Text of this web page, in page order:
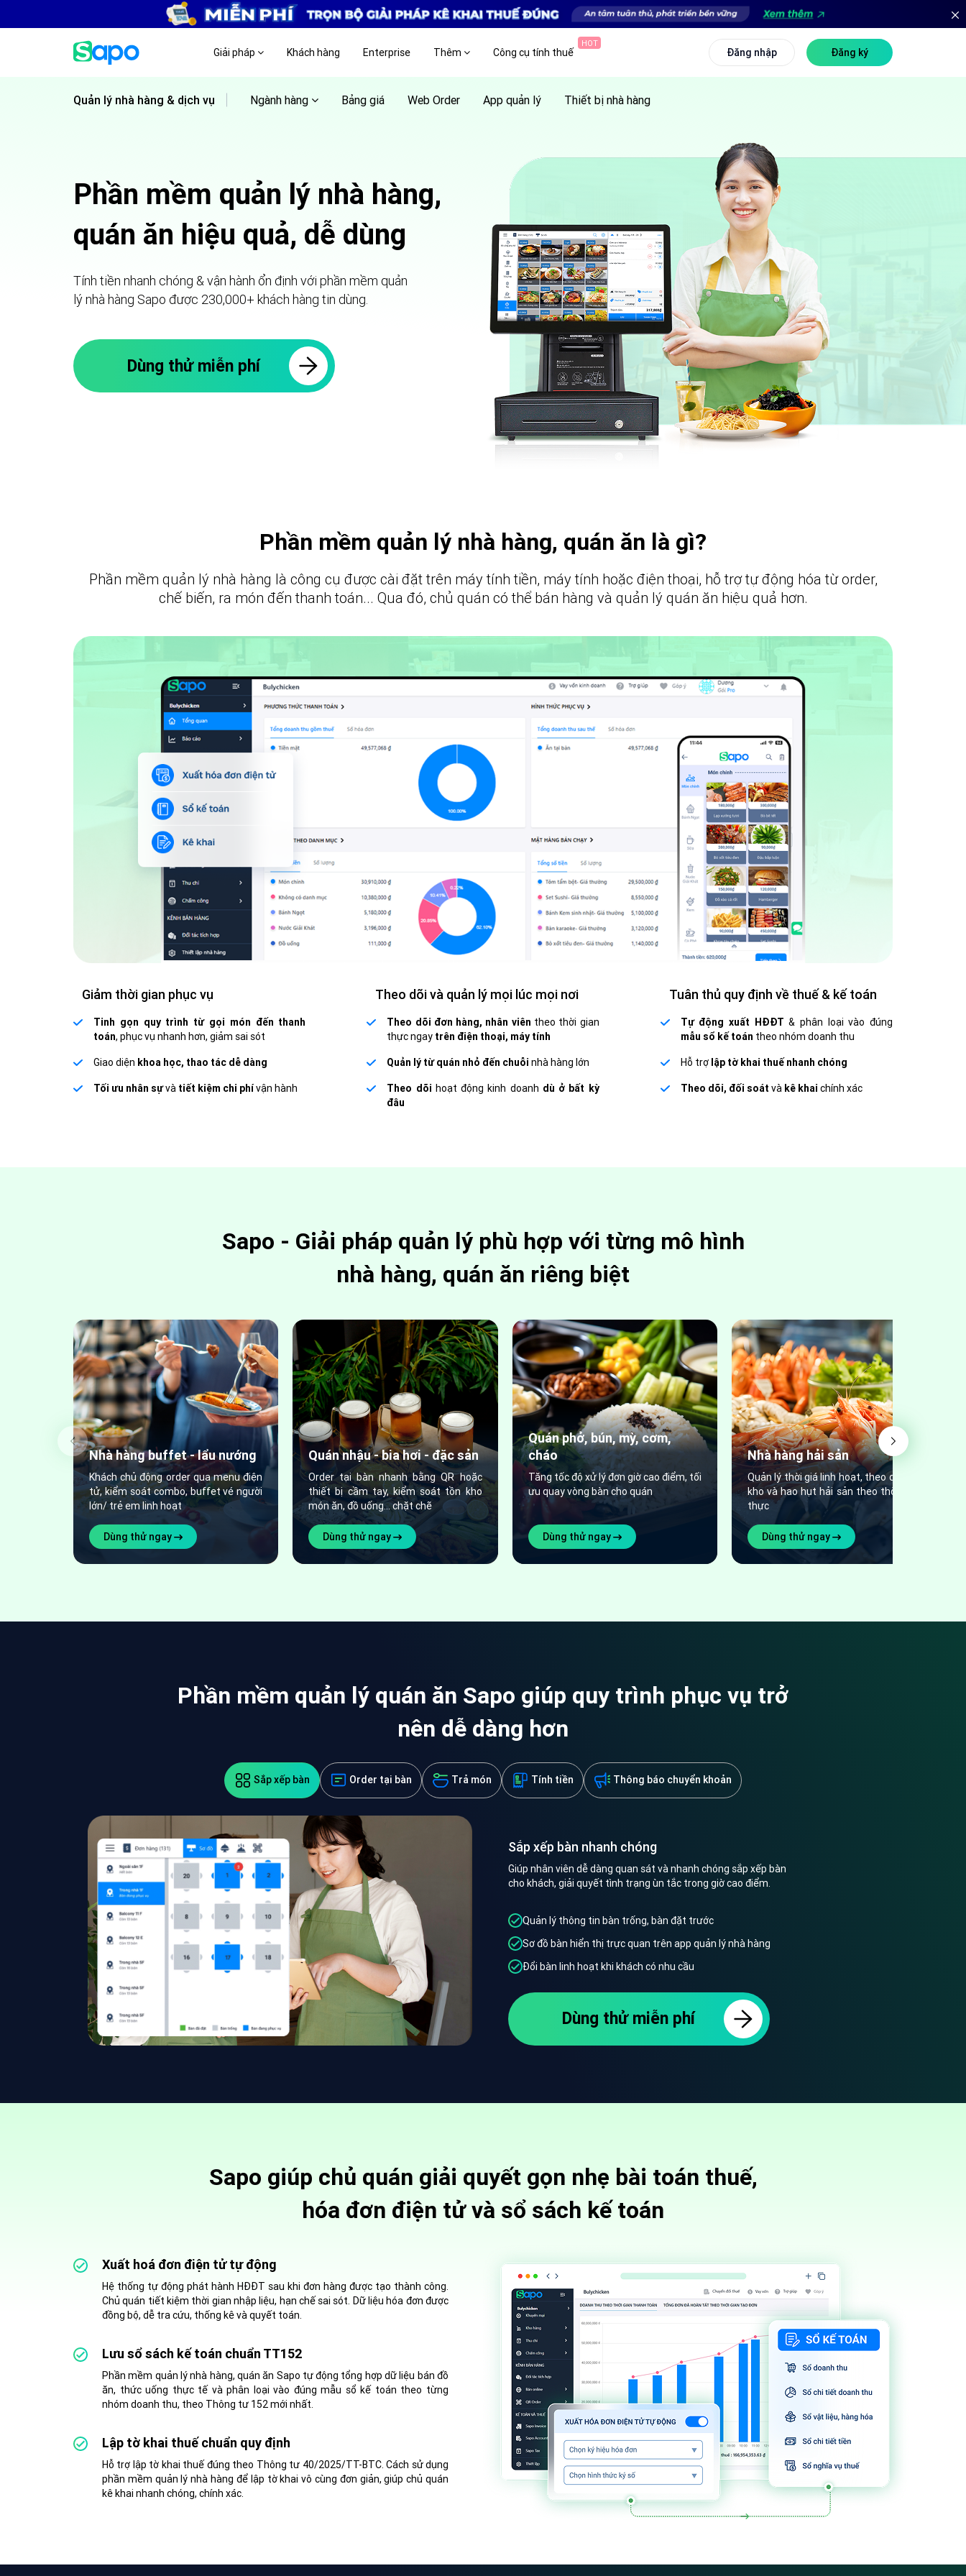
Giải pháp Khách hàng Enterprise Thêm Công cụ tính thuế
HOT
Đăng nhập Đăng ký
Quản lý nhà hàng & dịch vụ Ngành hàng Bảng giá Web Order App quản lý Thiết bị nhà hàng
Phần mềm quản lý nhà hàng,
quán ăn hiệu quả, dễ dùng
Tính tiền nhanh chóng & vận hành ổn định với phần mềm quản
lý nhà hàng Sapo được 230,000+ khách hàng tin dùng.
Dùng thử miễn phí
Phần mềm quản lý nhà hàng, quán ăn là gì?
Phần mềm quản lý nhà hàng là công cụ được cài đặt trên máy tính tiền, máy tính hoặc điện thoại, hỗ trợ tự động hóa từ order,
chế biến, ra món đến thanh toán... Qua đó, chủ quán có thể bán hàng và quản lý quán ăn hiệu quả hơn.
Giảm thời gian phục vụ
Tinh gọn quy trình từ gọi món đến thanh
toán, phục vụ nhanh hơn, giảm sai sót
Giao diện khoa học, thao tác dễ dàng
Tối ưu nhân sựvà tiết kiệm chi phívận hành
Theo dõi và quản lý mọi lúc mọi nơi
Theo dõi đơn hàng, nhân viên theo thời gian
thực ngay trên điện thoại, máy tính
Quản lý từ quán nhỏ đến chuỗi nhà hàng lớn
Theo dõi hoạt động kinh doanh dù ở bất kỳ
đâu
Tuân thủ quy định về thuế & kế toán
Tự động xuất HĐĐT & phân loại vào đúng
mẫu sổ kế toán theo nhóm doanh thu
Hỗ trợ lập tờ khai thuế nhanh chóng
Theo dõi, đối soát và kê khai chính xác
Sapo - Giải pháp quản lý phù hợp với từng mô hình
nhà hàng, quán ăn riêng biệt
Nhà hàng buffet - lẩu nướng
Khách chủ động order qua menu điện
tử, kiểm soát combo, buffet vé người
lớn/ trẻ em linh hoạt
Dùng thử ngay
Quán nhậu - bia hơi - đặc sản
Order tại bàn nhanh bằng QR hoặc
thiết bị cầm tay, kiểm soát tồn kho
món ăn, đồ uống... chặt chẽ
Dùng thử ngay
Quán phở, bún, mỳ, cơm,
cháo
Tăng tốc độ xử lý đơn giờ cao điểm, tối
ưu quay vòng bàn cho quán
Dùng thử ngay
Nhà hàng hải sản
Quản lý thời giá linh hoạt, theo dõi tồn
kho và hao hụt hải sản theo thời gian
thực
Dùng thử ngay
Phần mềm quản lý quán ăn Sapo giúp quy trình phục vụ trở
nên dễ dàng hơn
Sắp xếp bàn Order tại bàn Trả món Tính tiền Thông báo chuyển khoản
Sắp xếp bàn nhanh chóng
Giúp nhân viên dễ dàng quan sát và nhanh chóng sắp xếp bàn
cho khách, giải quyết tình trạng ùn tắc trong giờ cao điểm.
Quản lý thông tin bàn trống, bàn đặt trước
Sơ đồ bàn hiển thị trực quan trên app quản lý nhà hàng
Đổi bàn linh hoạt khi khách có nhu cầu
Dùng thử miễn phí
Sapo giúp chủ quán giải quyết gọn nhẹ bài toán thuế,
hóa đơn điện tử và sổ sách kế toán
Xuất hoá đơn điện tử tự động
Hệ thống tự động phát hành HĐĐT sau khi đơn hàng được tạo thành công.
Chủ quán tiết kiệm thời gian nhập liệu, hạn chế sai sót. Dữ liệu hóa đơn được
đồng bộ, dễ tra cứu, thống kê và quyết toán.
Lưu sổ sách kế toán chuẩn TT152
Phần mềm quản lý nhà hàng, quán ăn Sapo tự động tổng hợp dữ liệu bán đồ
ăn, thức uống thực tế và phân loại vào đúng mẫu sổ kế toán theo từng
nhóm doanh thu, theo Thông tư 152 mới nhất.
Lập tờ khai thuế chuẩn quy định
Hỗ trợ lập tờ khai thuế đúng theo Thông tư 40/2025/TT-BTC. Cách sử dụng
phần mềm quản lý nhà hàng để lập tờ khai vô cùng đơn giản, giúp chủ quán
kê khai nhanh chóng, chính xác.